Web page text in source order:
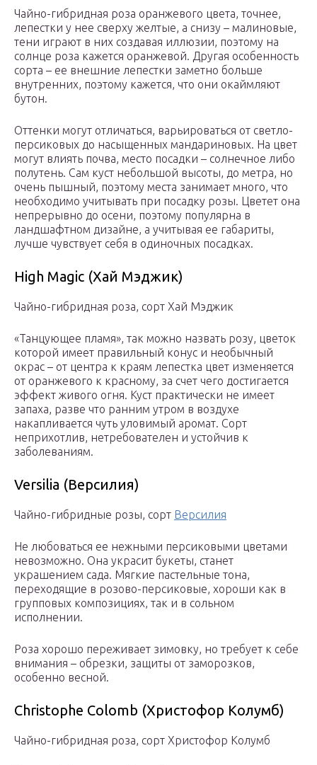
Чайно-гибридная роза оранжевого цвета, точнее,
лепестки у нее сверху желтые, а снизу – малиновые,
тени играют в них создавая иллюзии, поэтому на
солнце роза кажется оранжевой. Другая особенность
сорта – ее внешние лепестки заметно больше
внутренних, поэтому кажется, что они окаймляют
бутон.
Оттенки могут отличаться, варьироваться от светло-
персиковых до насыщенных мандариновых. На цвет
могут влиять почва, место посадки – солнечное либо
полутень. Сам куст небольшой высоты, до метра, но
очень пышный, поэтому места занимает много, что
необходимо учитывать при посадку розы. Цветет она
непрерывно до осени, поэтому популярна в
ландшафтном дизайне, а учитывая ее габариты,
лучше чувствует себя в одиночных посадках.
High Magic (Хай Мэджик)
Чайно-гибридная роза, сорт Хай Мэджик
«Танцующее пламя», так можно назвать розу, цветок
которой имеет правильный конус и необычный
окрас – от центра к краям лепестка цвет изменяется
от оранжевого к красному, за счет чего достигается
эффект живого огня. Куст практически не имеет
запаха, разве что ранним утром в воздухе
накапливается чуть уловимый аромат. Сорт
неприхотлив, нетребователен и устойчив к
заболеваниям.
Versilia (Версилия)
Чайно-гибридные розы, сорт Версилия
Не любоваться ее нежными персиковыми цветами
невозможно. Она украсит букеты, станет
украшением сада. Мягкие пастельные тона,
переходящие в розово-персиковые, хороши как в
групповых композициях, так и в сольном
исполнении.
Роза хорошо переживает зимовку, но требует к себе
внимания – обрезки, защиты от заморозков,
особенно весной.
Christophe Colomb (Христофор Колумб)
Чайно-гибридная роза, сорт Христофор Колумб